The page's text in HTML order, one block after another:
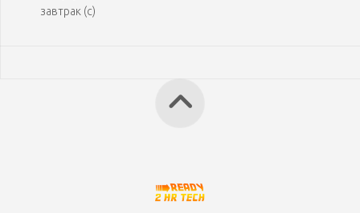
завтрак (с)